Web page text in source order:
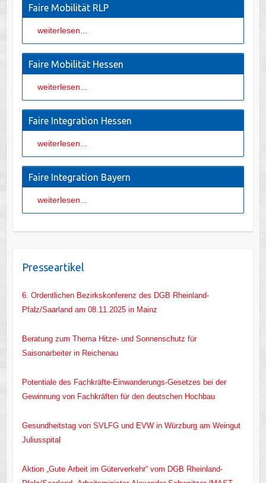
Faire Mobilität RLP
weiterlesen...
Faire Mobilität Hessen
weiterlesen...
Faire Integration Hessen
weiterlesen...
Faire Integration Bayern
weiterlesen...
Presseartikel
6. Ordentlichen Bezirkskonferenz des DGB Rheinland-
Pfalz/Saarland am 08.11.2025 in Mainz
Beratung zum Thema Hitze- und Sonnenschutz für
Saisonarbeiter in Reichenau
Potentiale des Fachkräfte-Einwanderungs-Gesetzes bei der
Gewinnung von Fachkräften für den deutschen Hochbau
Gesundheitstag von SVLFG und EVW in Würzburg am Weingut
Juliusspital
Aktion „Gute Arbeit im Güterverkehr“ vom DGB Rheinland-